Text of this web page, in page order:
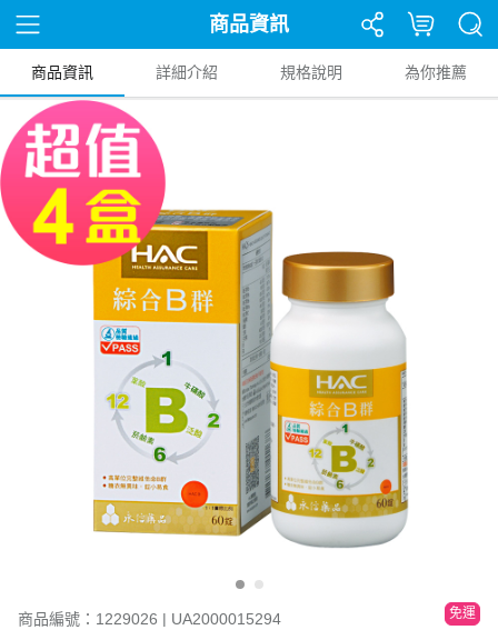
商品資訊
商品資訊 詳細介紹 規格說明 為你推薦
商品編號：1229026 | UA2000015294 免運